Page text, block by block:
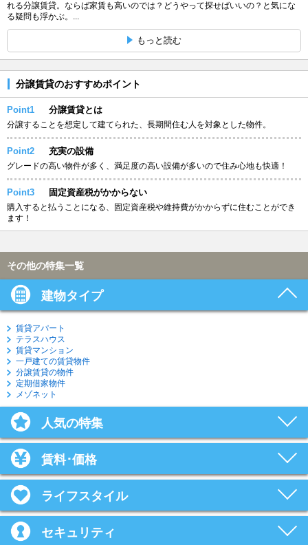
れる分譲賃貸。ならば家賃も高いのでは？どうやって探せばいいの？と気にな
る疑問も浮かぶ。...
もっと読む
分譲賃貸のおすすめポイント
Point1 分譲賃貸とは
分譲することを想定して建てられた、長期間住む人を対象とした物件。
Point2 充実の設備
グレードの高い物件が多く、満足度の高い設備が多いので住み心地も快適！
Point3 固定資産税がかからない
購入すると払うことになる、固定資産税や維持費がかからずに住むことができ
ます！
その他の特集一覧
建物タイプ
賃貸アパート
テラスハウス
賃貸マンション
一戸建ての賃貸物件
分譲賃貸の物件
定期借家物件
メゾネット
人気の特集
賃料･価格
ライフスタイル
セキュリティ